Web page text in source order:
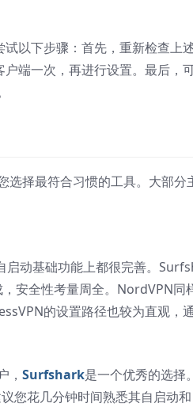
以下步骤：首先，重新检查上
端一次，再进行设置。最后，
选择最符合习惯的工具。大部
动基础功能上都很完善。
，安全性考量周全。NordVPN
的设置路径也较为直观，
， Surfshark是一个优秀的选择
您花几分钟时间熟悉其自启动